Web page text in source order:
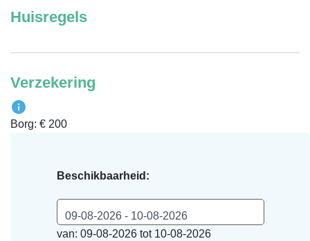
Huisregels
Verzekering
Borg: € 200
Beschikbaarheid:
09-08-2026 - 10-08-2026
van: 09-08-2026 tot 10-08-2026